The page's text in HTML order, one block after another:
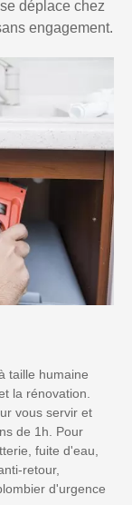
déplace chez
engagement.
taille humaine
la rénovation.
vous servir et
de 1h. Pour
fuite d'eau,
retour,
d'urgence